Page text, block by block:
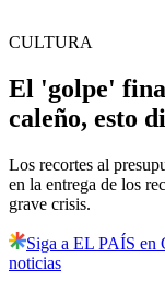
CULTURA
El 'golpe'
caleño, esto
Los recortes al
en la entrega de los
grave crisis.
Siga a EL PAÍS en
noticias